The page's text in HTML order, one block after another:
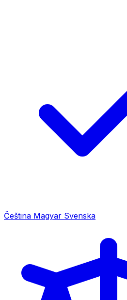
Čeština Magyar Svenska